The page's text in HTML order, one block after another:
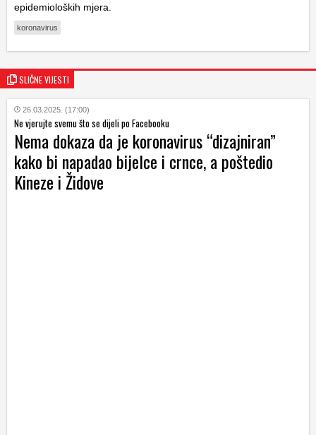
epidemioloških mjera.
koronavirus
SLIČNE VIJESTI
26.03.2025. (17:00)
Ne vjerujte svemu što se dijeli po Facebooku
Nema dokaza da je koronavirus “dizajniran”
kako bi napadao bijelce i crnce, a poštedio
Kineze i Židove